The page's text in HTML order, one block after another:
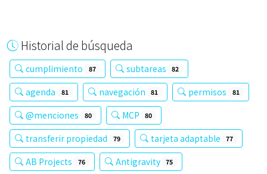
Historial de búsqueda
cumplimiento 87 subtareas 82
agenda 81 navegación 81 permisos 81
@menciones 80 MCP 80
transferir propiedad 79 tarjeta adaptable 77
AB Projects 76 Antigravity 75